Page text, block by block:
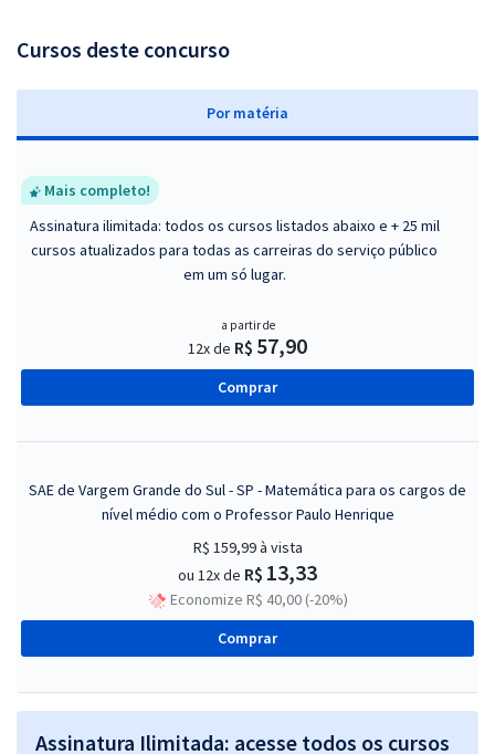
Cursos deste concurso
Por matéria
Mais completo!
Assinatura ilimitada: todos os cursos listados abaixo e + 25 mil
cursos atualizados para todas as carreiras do serviço público
em um só lugar.
a partir de
12x de R$ 57,90
Comprar
SAE de Vargem Grande do Sul - SP - Matemática para os cargos de
nível médio com o Professor Paulo Henrique
R$ 159,99à vista
ou 12x de R$ 13,33
Economize R$ 40,00 (-20%)
Comprar
Assinatura Ilimitada: acesse todos os cursos